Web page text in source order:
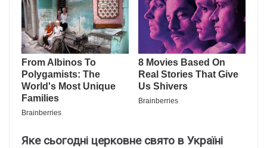
Яке сьогодні церковне свято в Україні